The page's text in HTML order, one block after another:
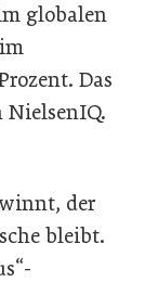
globalen
Das
NielsenIQ.
der
bleibt.